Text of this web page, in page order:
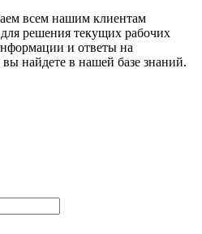
всем нашим клиентам
решения текущих рабочих
и ответы на
найдете в нашей базе знаний.